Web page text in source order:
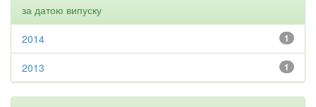
за датою випуску
1
2014
1
2013